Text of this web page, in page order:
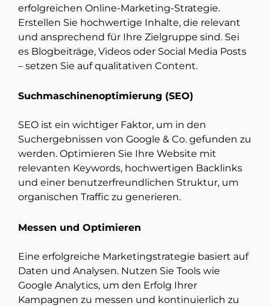
erfolgreichen Online-Marketing-Strategie.
Erstellen Sie hochwertige Inhalte, die relevant
und ansprechend für Ihre Zielgruppe sind. Sei
es Blogbeiträge, Videos oder Social Media Posts
– setzen Sie auf qualitativen Content.
Suchmaschinenoptimierung (SEO)
SEO ist ein wichtiger Faktor, um in den
Suchergebnissen von Google & Co. gefunden zu
werden. Optimieren Sie Ihre Website mit
relevanten Keywords, hochwertigen Backlinks
und einer benutzerfreundlichen Struktur, um
organischen Traffic zu generieren.
Messen und Optimieren
Eine erfolgreiche Marketingstrategie basiert auf
Daten und Analysen. Nutzen Sie Tools wie
Google Analytics, um den Erfolg Ihrer
Kampagnen zu messen und kontinuierlich zu